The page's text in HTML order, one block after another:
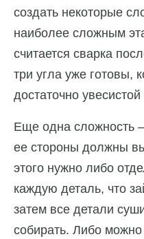
создать некоторые
наиболее сложным
считается сварка
три угла уже готовы,
достаточно
Еще одна сложность
ее стороны должны
этого нужно либо
каждую деталь, что
затем все детали
собирать. Либо можно